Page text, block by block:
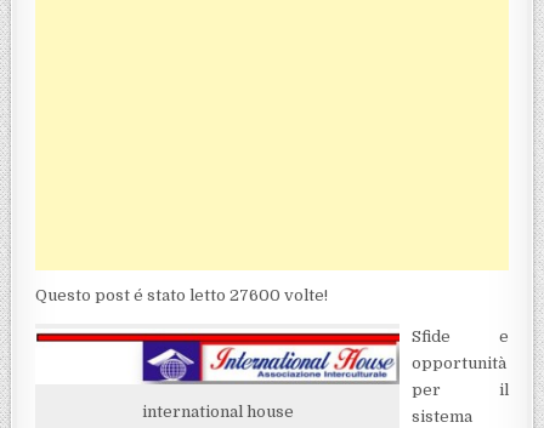
Questo post é stato letto 27600 volte!
international house
Sfide e
opportunità
per il
sistema